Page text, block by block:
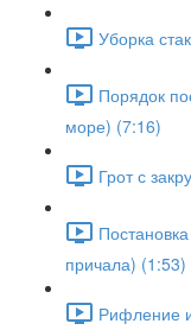
Уборка
Порядок
море) (7:16)
Грот с
причала) (1:53)
Рифление и